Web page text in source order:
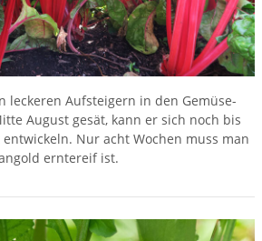
leckeren Aufsteigern in den Gemüse-
August gesät, kann er sich noch bis
Nur acht Wochen muss man
erntereif ist.